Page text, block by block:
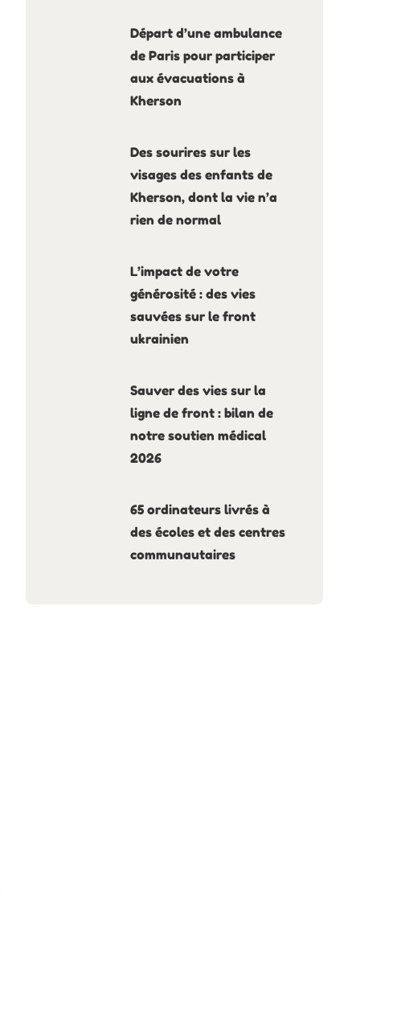
Départ d’une ambulance
de Paris pour participer
aux évacuations à
Kherson
Des sourires sur les
visages des enfants de
Kherson, dont la vie n’a
rien de normal
L’impact de votre
générosité : des vies
sauvées sur le front
ukrainien
Sauver des vies sur la
ligne de front : bilan de
notre soutien médical
2026
65 ordinateurs livrés à
des écoles et des centres
communautaires